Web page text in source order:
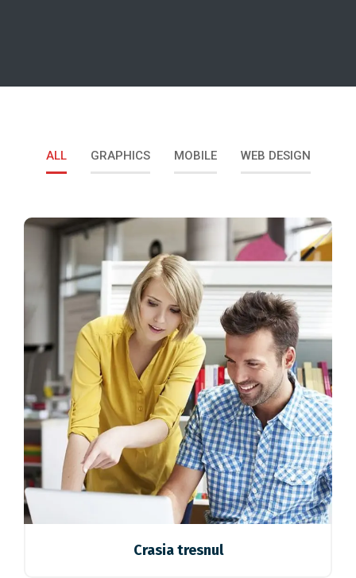
ALL GRAPHICS MOBILE WEB DESIGN
Crasia tresnul